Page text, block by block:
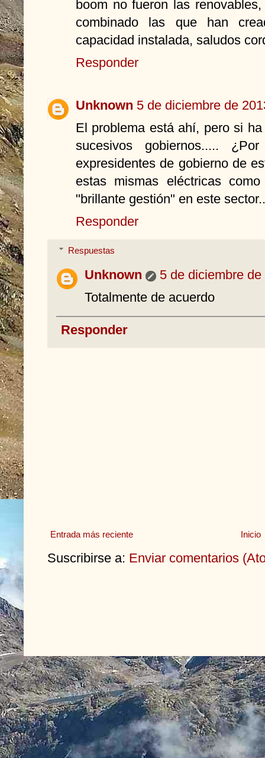
boom no fueron las
combinado las que han
capacidad instalada, saludos
Responder
Unknown 5 de diciembre de
El problema está ahí, pero si
sucesivos gobiernos.....
expresidentes de gobierno de
estas mismas eléctricas
"brillante gestión" en este
Responder
Respuestas
Unknown
5 de diciembre
Totalmente de acuerdo
Responder
Entrada más reciente Inicio
Suscribirse a: Enviar comentarios